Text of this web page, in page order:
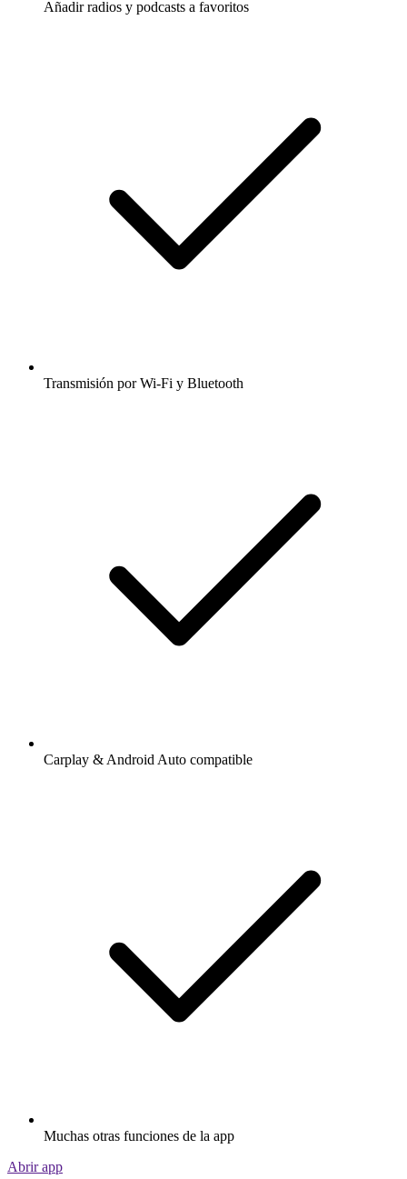
Añadir radios y podcasts a favoritos
Transmisión por Wi-Fi y Bluetooth
Carplay & Android Auto compatible
Muchas otras funciones de la app
Abrir app